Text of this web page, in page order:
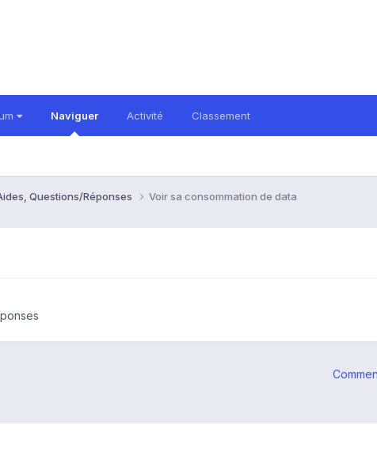
Naviguer Activité Classement
Questions/Réponses Voir sa consommation de data